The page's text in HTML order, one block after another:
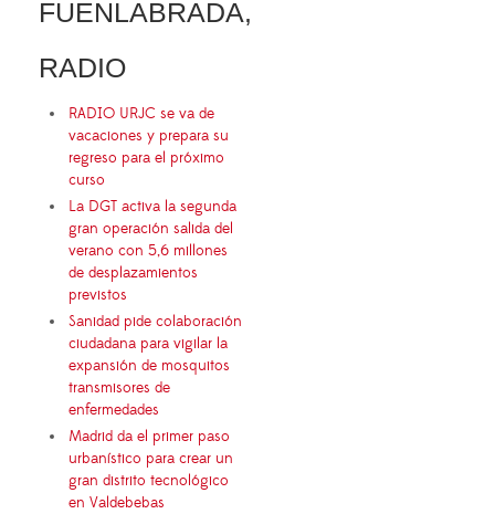
FUENLABRADA,
RADIO
RADIO URJC se va de
vacaciones y prepara su
regreso para el próximo
curso
La DGT activa la segunda
gran operación salida del
verano con 5,6 millones
de desplazamientos
previstos
Sanidad pide colaboración
ciudadana para vigilar la
expansión de mosquitos
transmisores de
enfermedades
Madrid da el primer paso
urbanístico para crear un
gran distrito tecnológico
en Valdebebas